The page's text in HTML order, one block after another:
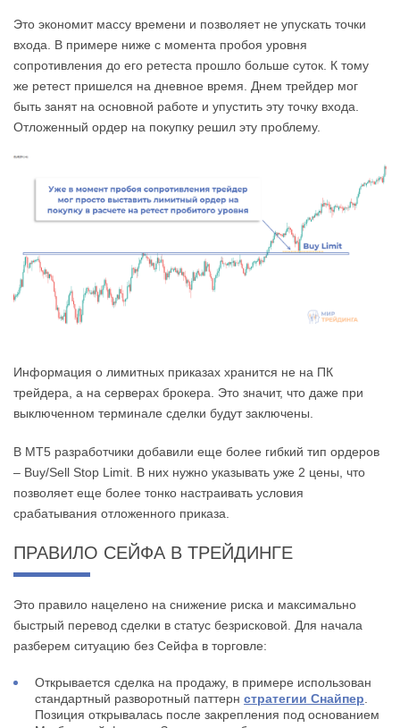
Это экономит массу времени и позволяет не упускать точки
входа. В примере ниже с момента пробоя уровня
сопротивления до его ретеста прошло больше суток. К тому
же ретест пришелся на дневное время. Днем трейдер мог
быть занят на основной работе и упустить эту точку входа.
Отложенный ордер на покупку решил эту проблему.
Информация о лимитных приказах хранится не на ПК
трейдера, а на серверах брокера. Это значит, что даже при
выключенном терминале сделки будут заключены.
В МТ5 разработчики добавили еще более гибкий тип ордеров
– Buy/Sell Stop Limit. В них нужно указывать уже 2 цены, что
позволяет еще более тонко настраивать условия
срабатывания отложенного приказа.
ПРАВИЛО СЕЙФА В ТРЕЙДИНГЕ
Это правило нацелено на снижение риска и максимально
быстрый перевод сделки в статус безрисковой. Для начала
разберем ситуацию без Сейфа в торговле:
Открывается сделка на продажу, в примере использован
стандартный разворотный паттерн стратегии Снайпер
Позиция открывалась после закрепления под основанием